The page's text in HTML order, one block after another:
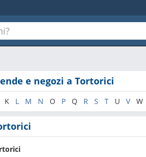
e negozi a Tortorici
K L M N O P Q R S T U V W